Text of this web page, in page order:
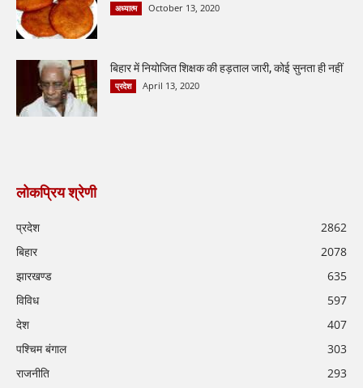
अध्यात्म October 13, 2020
बिहार में नियोजित शिक्षक की हड़ताल जारी, कोई सुनता ही नहीं
प्रदेश April 13, 2020
लोकप्रिय श्रेणी
प्रदेश
2862
बिहार
2078
झारखण्ड
635
विविध
597
देश
407
पश्चिम बंगाल
303
राजनीति
293